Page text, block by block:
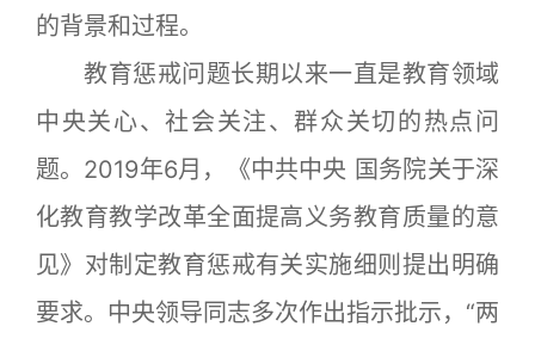
的背景和过程。
教育惩戒问题长期以来一直是教育领域
中央关心、社会关注、群众关切的热点问
题。2019年6月，《中共中央 国务院关于深
化教育教学改革全面提高义务教育质量的意
见》对制定教育惩戒有关实施细则提出明确
要求。中央领导同志多次作出指示批示，“两